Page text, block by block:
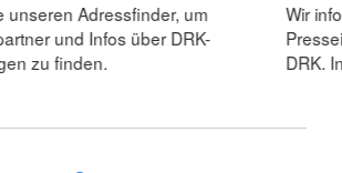
unseren Adressfinder, um
und Infos über DRK-
zu finden.
Wir
DRK.